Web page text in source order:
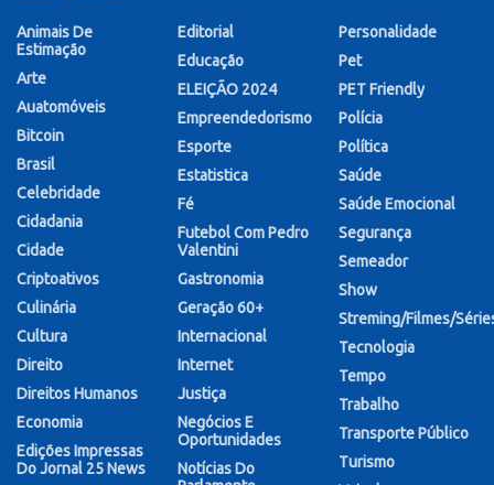
Animais De
Estimação
Arte
Auatomóveis
Bitcoin
Brasil
Celebridade
Cidadania
Cidade
Criptoativos
Culinária
Cultura
Direito
Direitos Humanos
Economia
Edições Impressas
Do Jornal 25 News
Editorial
Educação
ELEIÇÃO 2024
Empreendedorismo
Esporte
Estatistica
Fé
Futebol Com Pedro
Valentini
Gastronomia
Geração 60+
Internacional
Internet
Justiça
Negócios E
Oportunidades
Notícias Do
Personalidade
Pet
PET Friendly
Polícia
Política
Saúde
Saúde Emocional
Segurança
Semeador
Show
Streming/Filmes/
Tecnologia
Tempo
Trabalho
Transporte Público
Turismo